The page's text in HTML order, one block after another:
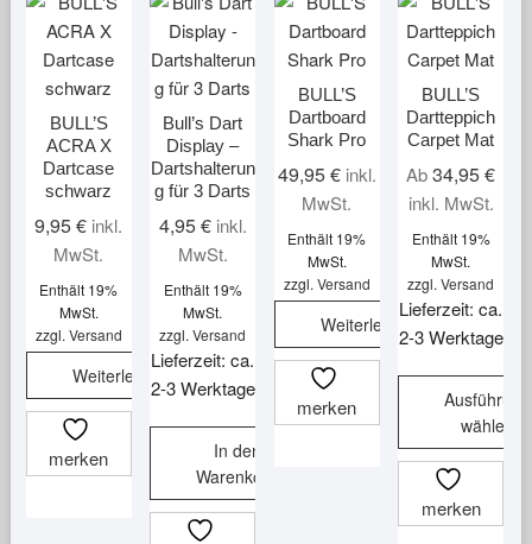
BULL’S
ACRA X
Dartcase
schwarz
9,95€ inkl.
MwSt.
Enthält 19%
MwSt.
zzgl. Versand
Weiterlesen
merken
Bull’s Dart
Display –
Dartshalterun
g für 3 Darts
4,95€ inkl.
MwSt.
Enthält 19%
MwSt.
zzgl.Versand
Lieferzeit: ca.
2-3 Werktage
In den
Warenkorb
BULL’S
Dartboard
Shark Pro
49,95€ inkl.
MwSt.
Enthält 19%
MwSt.
zzgl. Versand
Weiterlesen
merken
BULL’S
Dartteppich
Carpet Mat
Ab 34,95€
inkl. MwSt.
Enthält 19%
MwSt.
zzgl.Versand
Lieferzeit: ca.
2-3 Werktage
Ausführung
wählen
Dieses
Produkt
weist
merken